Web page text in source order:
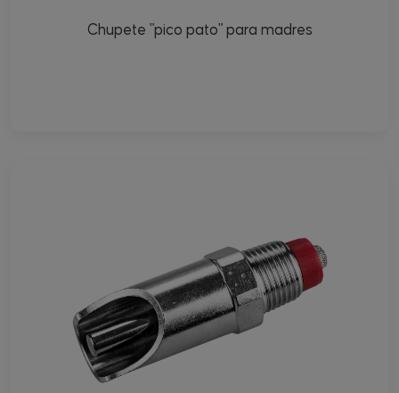
Chupete "pico pato" para madres